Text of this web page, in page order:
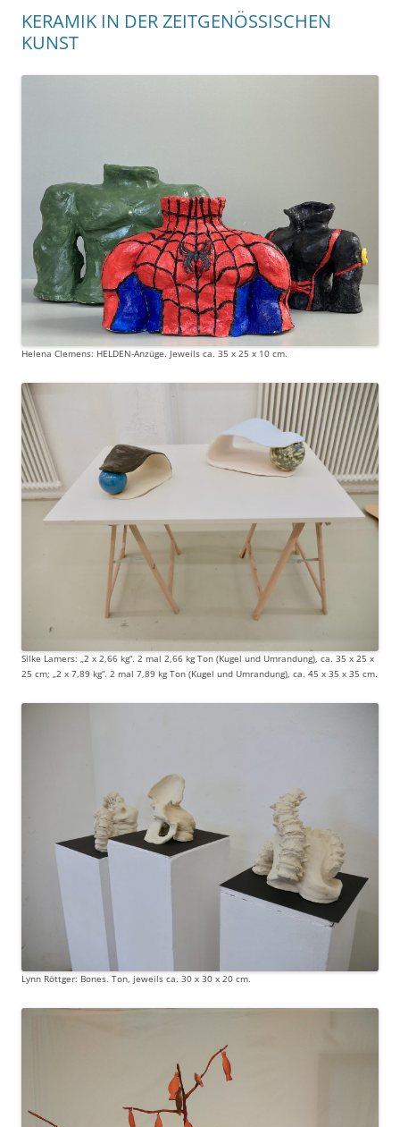
KERAMIK IN DER ZEITGENÖSSISCHEN
KUNST
Helena Clemens: HELDEN-Anzüge. Jeweils ca. 35 x 25 x 10 cm.
Silke Lamers: „2 x 2,66 kg“. 2 mal 2,66 kg Ton (Kugel und Umrandung), ca. 35 x 25 x
25 cm; „2 x 7,89 kg“. 2 mal 7,89 kg Ton (Kugel und Umrandung), ca. 45 x 35 x 35 cm.
Lynn Röttger: Bones. Ton, jeweils ca. 30 x 30 x 20 cm.